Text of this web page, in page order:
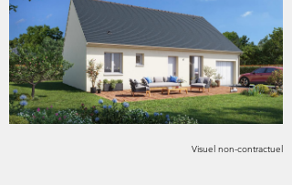
Visuel non-contractuel